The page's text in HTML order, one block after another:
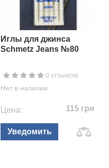
Иглы для джинса
Schmetz Jeans №80
0 отзыв(ов)
Нет в наличии
Цена: 115 грн
Уведомить